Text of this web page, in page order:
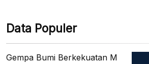
Data Populer
Gempa Bumi Berkekuatan M